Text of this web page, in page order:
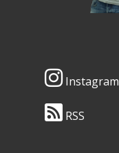
Instagram
RSS